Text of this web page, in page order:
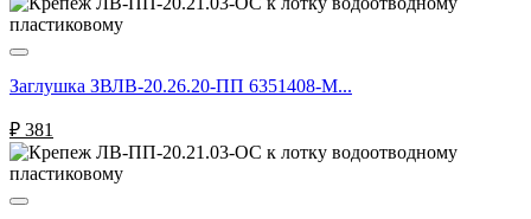
Заглушка ЗВЛВ-20.26.20-ПП 6351408-М...
₽ 381